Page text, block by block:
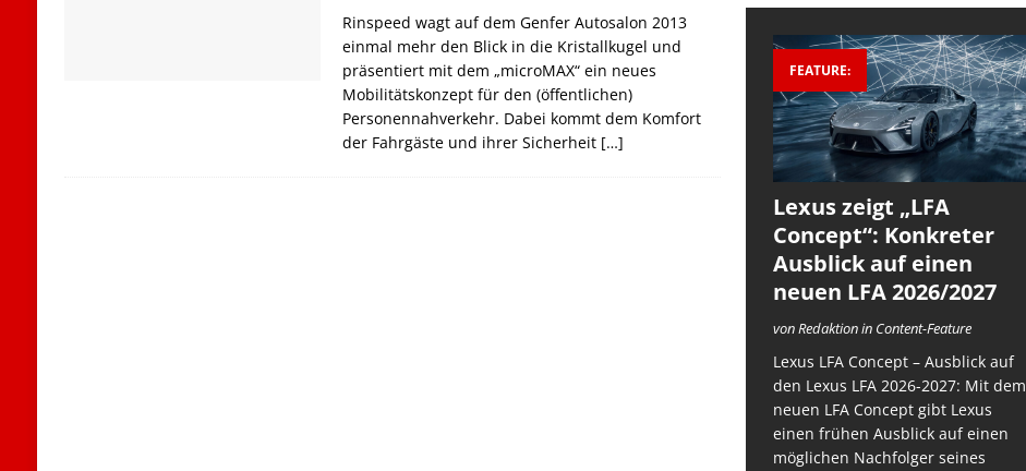
Rinspeed wagt auf dem Genfer Autosalon 2013
einmal mehr den Blick in die Kristallkugel und
präsentiert mit dem „microMAX“ ein neues
Mobilitätskonzept für den (öffentlichen)
Personennahverkehr. Dabei kommt dem Komfort
der Fahrgäste und ihrer Sicherheit […]
FEATURE:
Lexus zeigt „LFA
Concept“: Konkreter
Ausblick auf einen
neuen LFA 2026/2027
von Redaktion in Content-Feature
Lexus LFA Concept – Ausblick auf
den Lexus LFA 2026-2027: Mit dem
neuen LFA Concept gibt Lexus
einen frühen Ausblick auf einen
möglichen Nachfolger seines